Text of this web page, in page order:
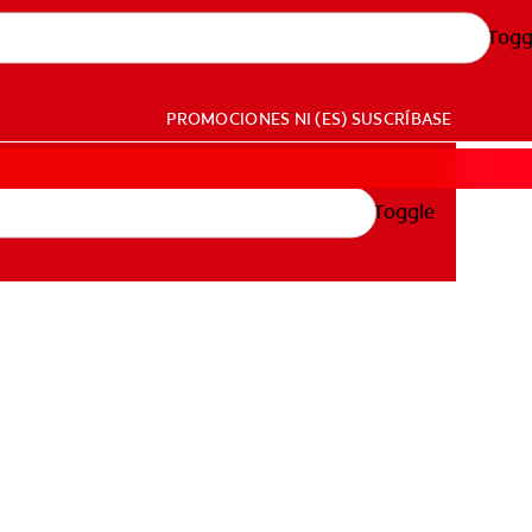
PROMOCIONES NI (ES) SUSCRÍBASE
Toggle